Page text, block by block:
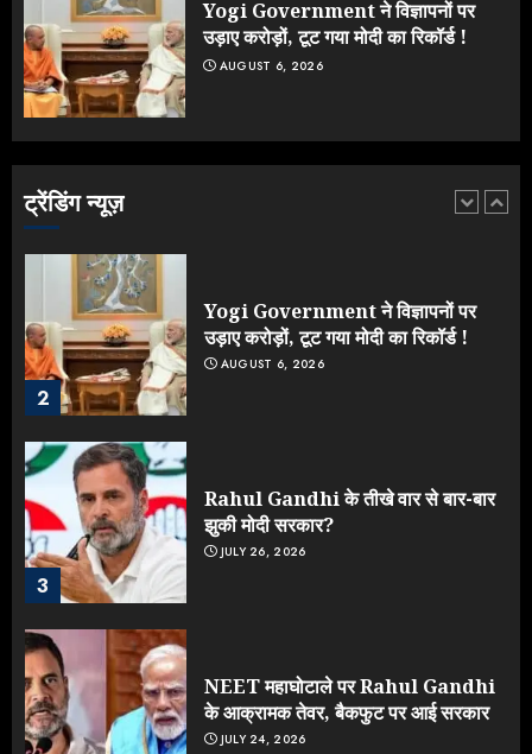
Yogi Government ने विज्ञापनों पर
उड़ाए करोड़ों, टूट गया मोदी का रिकॉर्ड !
AUGUST 6, 2026
ट्रेंडिंग न्यूज़
5
1
लड़ाई, यूपी चुनाव में भाजपा उठाएगी भारी
नुकसान
2
Yogi Government ने विज्ञापनों पर
उड़ाए करोड़ों, टूट गया मोदी का रिकॉर्ड !
AUGUST 6, 2026
3
Rahul Gandhi के तीखे वार से बार-बार
झुकी मोदी सरकार?
JULY 26, 2026
NEET महाघोटाले पर Rahul Gandhi
के आक्रामक तेवर, बैकफुट पर आई सरकार
JULY 24, 2026